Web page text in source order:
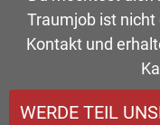
Traumjob ist nicht
Kontakt und
WERDE TEIL